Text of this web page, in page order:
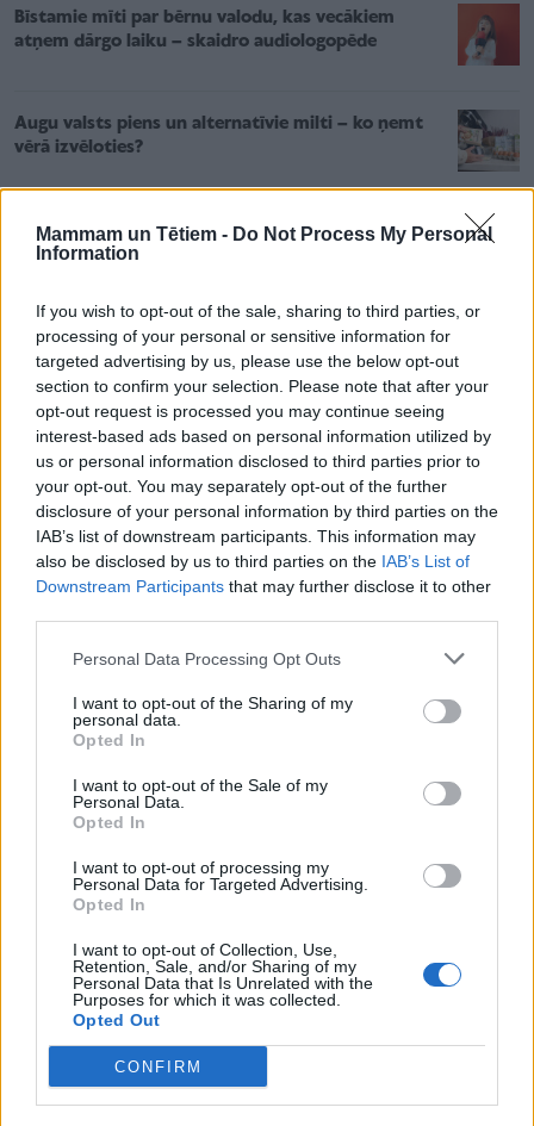
Mammam un Tētiem - Do Not Process My Personal
Information
If you wish to opt-out of the sale, sharing to third parties, or
processing of your personal or sensitive information for
targeted advertising by us, please use the below opt-out
section to confirm your selection. Please note that after your
opt-out request is processed you may continue seeing
interest-based ads based on personal information utilized by
us or personal information disclosed to third parties prior to
your opt-out. You may separately opt-out of the further
disclosure of your personal information by third parties on the
IAB’s list of downstream participants. This information may
also be disclosed by us to third parties on the IAB’s List of
Downstream Participants that may further disclose it to other
Personal Data Processing Opt Outs
I want to opt-out of the Sharing of my
personal data.
Opted In
I want to opt-out of the Sale of my
Personal Data.
Opted In
I want to opt-out of processing my
Personal Data for Targeted Advertising.
Opted In
I want to opt-out of Collection, Use,
Retention, Sale, and/or Sharing of my
Personal Data that Is Unrelated with the
Purposes for which it was collected.
Opted Out
CONFIRM
Bīstamie mīti par bērnu valodu, kas vecākiem
atņem dārgo laiku – skaidro audiologopēde
Augu valsts piens un alternatīvie milti – ko ņemt
vērā izvēloties?
Savukārt nakts pirmajā pusē piekrastes
rajonos vējš pastiprināsies pat līdz 26-31
metram sekundē.
Nakts otrajā pusē vējš iegriezīsies no rietumiem,
ziemeļrietumiem.
Kā liecina jaunākās LVĢMC prognozes, sestdienas
pusē tā atgūs sparu un atsevišķās vietās vēja ātrums
brāzmās atkal var sasniegt 29 metrus sekundē.
Stipras vēja brāzmas gaidāmas Vidzemes piekrastē,
bet svētdien Kurzemē.
Tādēļ iedzīvotājiem ieteicams sekot līdzi laika
ekstremāliem laika apstākļiem.
sasniedzis 28,5-32,6 metrus, uzskatāms par ļoti
stipru vētru. Šādā vējā var tikt nolauzti koku stumbri,